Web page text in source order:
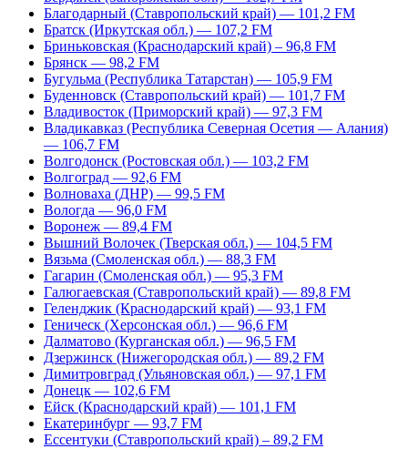
Благодарный (Ставропольский край) — 101,2 FM
Братск (Иркутская обл.) — 107,2 FM
Бриньковская (Краснодарский край) – 96,8 FM
Брянск — 98,2 FM
Бугульма (Республика Татарстан) — 105,9 FM
Буденновск (Ставропольский край) — 101,7 FM
Владивосток (Приморский край) — 97,3 FM
Владикавказ (Республика Северная Осетия — Алания)
— 106,7 FM
Волгодонск (Ростовская обл.) — 103,2 FM
Волгоград — 92,6 FM
Волноваха (ДНР) — 99,5 FM
Вологда — 96,0 FM
Воронеж — 89,4 FM
Вышний Волочек (Тверская обл.) — 104,5 FM
Вязьма (Смоленская обл.) — 88,3 FM
Гагарин (Смоленская обл.) — 95,3 FM
Галюгаевская (Ставропольский край) — 89,8 FM
Геленджик (Краснодарский край) — 93,1 FM
Геническ (Херсонская обл.) — 96,6 FM
Далматово (Курганская обл.) — 96,5 FM
Дзержинск (Нижегородская обл.) — 89,2 FM
Димитровград (Ульяновская обл.) — 97,1 FM
Донецк — 102,6 FM
Ейск (Краснодарский край) — 101,1 FM
Екатеринбург — 93,7 FM
Ессентуки (Ставропольский край) – 89,2 FM